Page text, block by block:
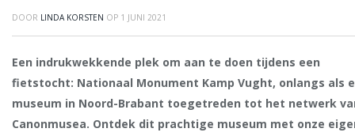
DOOR LINDA KORSTEN OP 1 JUNI 2021
Een indrukwekkende plek om aan te doen tijdens een
fietstocht: Nationaal Monument Kamp Vught, onlangs als
museum in Noord-Brabant toegetreden tot het netwerk
Canonmusea. Ontdek dit prachtige museum met onze